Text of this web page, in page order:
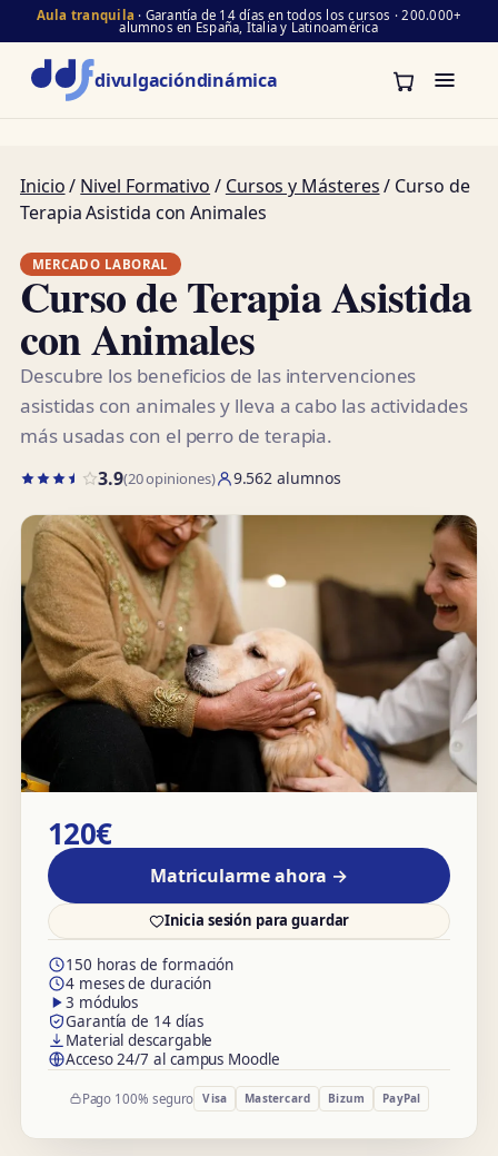
Aula tranquila · Garantía de 14 días en todos los cursos · 200.000+
alumnos en España, Italia y Latinoamérica
divulgacióndinámica
Inicio/ Nivel Formativo / Cursos y Másteres/ Curso de
Terapia Asistida con Animales
MERCADO LABORAL
Curso de Terapia Asistida
con Animales
Descubre los beneficios de las intervenciones
asistidas con animales y lleva a cabo las actividades
más usadas con el perro de terapia.
3.9(20 opiniones) 9.562 alumnos
120€
Matricularme ahora →
Inicia sesión para guardar
150 horas de formación
4 meses de duración
3 módulos
Garantía de 14 días
Material descargable
Acceso 24/7 al campus Moodle
Pago 100% seguro Visa Mastercard Bizum PayPal